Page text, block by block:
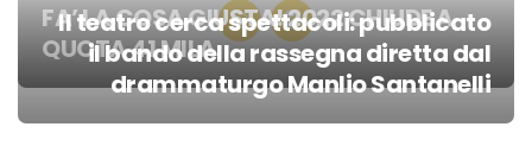
Post
navigation
FA’ LA COSA GIUSTA! 2022 CHIUDE A
QUOTA 41 MILA
Il teatro cerca spettacoli: pubblicato
il bando della rassegna diretta dal
drammaturgo Manlio Santanelli